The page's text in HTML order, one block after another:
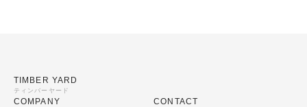
TIMBER YARD
ティンバーヤード
COMPANY CONTACT